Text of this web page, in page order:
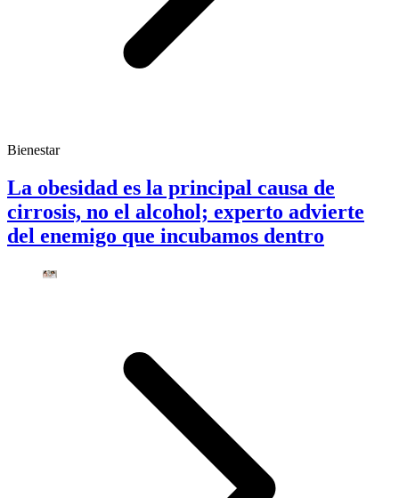
Bienestar
La obesidad es la principal causa de
cirrosis, no el alcohol; experto advierte
del enemigo que incubamos dentro